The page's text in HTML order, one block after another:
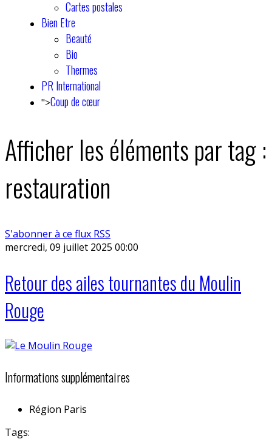
Cartes postales
Bien Etre
Beauté
Bio
Thermes
PR International
">Coup de cœur
Afficher les éléments par tag :
restauration
S'abonner à ce flux RSS
mercredi, 09 juillet 2025 00:00
Retour des ailes tournantes du Moulin
Rouge
Informations supplémentaires
Région Paris
Tags: